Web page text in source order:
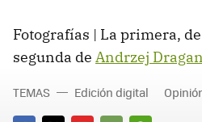
Fotografías | La primera, de
segunda de Andrzej Dragan
TEMAS Edición digital